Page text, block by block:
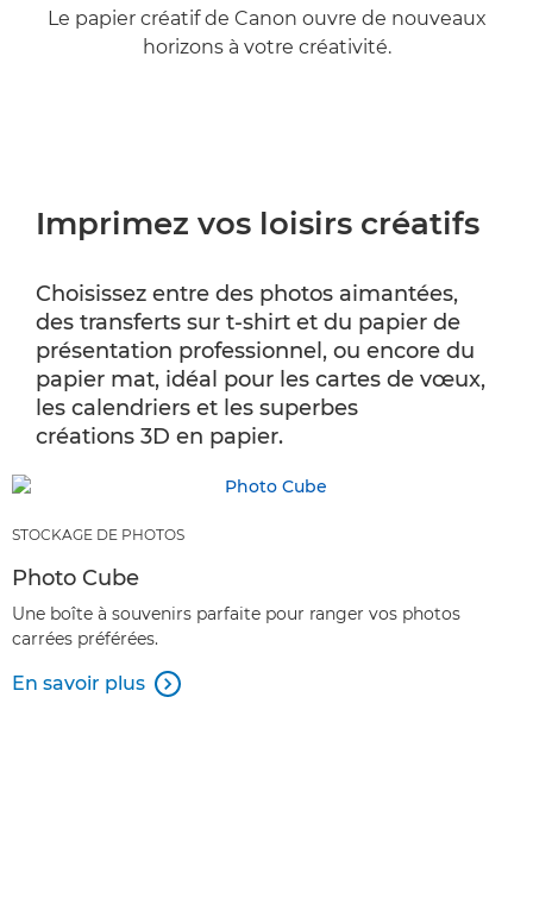
Le papier créatif de Canon ouvre de nouveaux
horizons à votre créativité.
Imprimez vos loisirs créatifs
Choisissez entre des photos aimantées,
des transferts sur t-shirt et du papier de
présentation professionnel, ou encore du
papier mat, idéal pour les cartes de vœux,
les calendriers et les superbes
créations 3D en papier.
STOCKAGE DE PHOTOS
Photo Cube
Une boîte à souvenirs parfaite pour ranger vos photos
carrées préférées.
En savoir plus 